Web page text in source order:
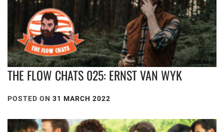
THE FLOW CHATS 025: ERNST VAN WYK
POSTED ON 31 MARCH 2022